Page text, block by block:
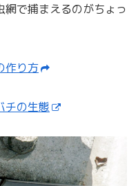
で捕まえるのがちょっ
作り方
チの生態